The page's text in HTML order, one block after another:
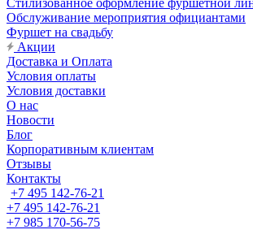
Стилизованное оформление фуршетной
Обслуживание мероприятия официантами
Фуршет на свадьбу
Акции
Доставка и Оплата
Условия оплаты
Условия доставки
О нас
Новости
Блог
Корпоративным клиентам
Отзывы
Контакты
+7 495 142-76-21
+7 495 142-76-21
+7 985 170-56-75